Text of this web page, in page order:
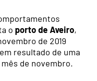
o porto de Aveiro,
de 2019
resultado de uma
de novembro.